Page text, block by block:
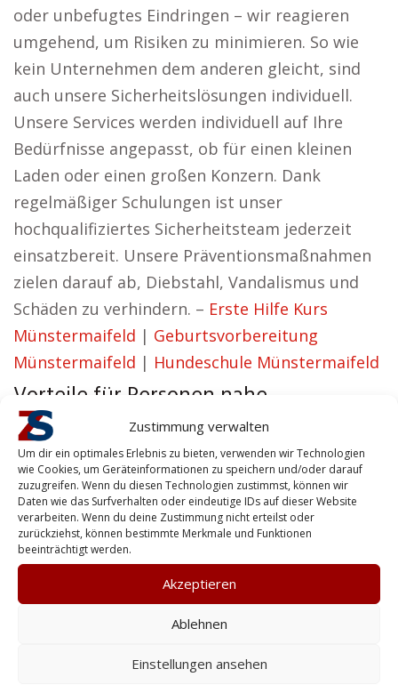
Zustimmung verwalten
Um dir ein optimales Erlebnis zu bieten, verwenden wir Technologien
wie Cookies, um Geräteinformationen zu speichern und/oder darauf
zuzugreifen. Wenn du diesen Technologien zustimmst, können wir
Daten wie das Surfverhalten oder eindeutige IDs auf dieser Website
verarbeiten. Wenn du deine Zustimmung nicht erteilst oder
zurückziehst, können bestimmte Merkmale und Funktionen
beeinträchtigt werden.
Akzeptieren
Ablehnen
Einstellungen ansehen
oder unbefugtes Eindringen – wir reagieren
umgehend, um Risiken zu minimieren. So wie
kein Unternehmen dem anderen gleicht, sind
auch unsere Sicherheitslösungen individuell.
Unsere Services werden individuell auf Ihre
Bedürfnisse angepasst, ob für einen kleinen
Laden oder einen großen Konzern. Dank
regelmäßiger Schulungen ist unser
hochqualifiziertes Sicherheitsteam jederzeit
einsatzbereit. Unsere Präventionsmaßnahmen
zielen darauf ab, Diebstahl, Vandalismus und
Schäden zu verhindern. – Erste Hilfe Kurs
Münstermaifeld | Geburtsvorbereitung
Münstermaifeld | Hundeschule Münstermaifeld
Vorteile für Personen nahe
Münstermaifeld
Luise aus Münstermaifeld vertritt die
Anschauung:
Wir streben danach, Sicherheitslösungen zu
entwickeln, die zuverlässig und hoch effektiv
sind.
Ob es um Ihre persönliche Sicherheit oder den
Schutz Ihres Hauses geht – unsere Lösungen
bieten Privatkunden umfassenden Schutz. Bei